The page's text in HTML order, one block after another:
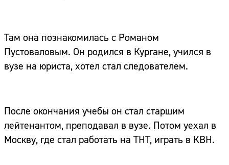
Там она познакомилась с Романом
Пустоваловым. Он родился в Кургане, учился в
вузе на юриста, хотел стал следователем.
После окончания учебы он стал старшим
лейтенантом, преподавал в вузе. Потом уехал в
Москву, где стал работать на ТНТ, играть в КВН.